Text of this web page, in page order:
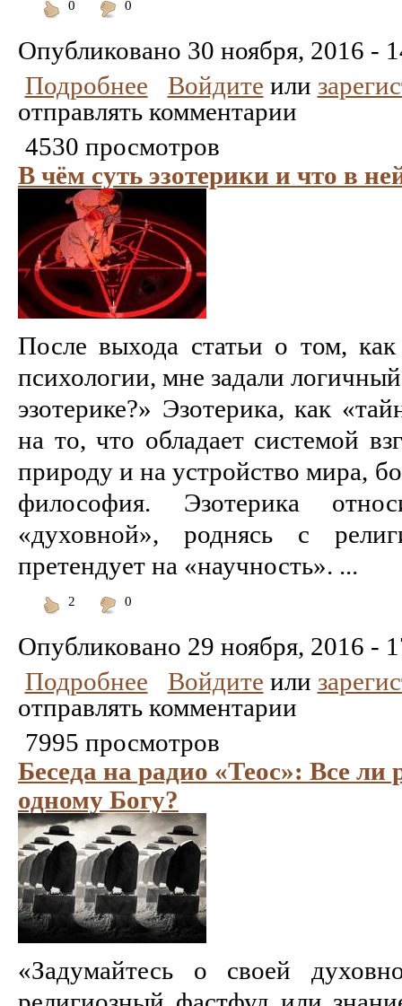
0
0
Опубликовано 30 ноября, 2016 -
Подробнее
Войдите или
отправлять комментарии
4530 просмотров
В чём суть эзотерики и что в
После выхода статьи о том, как
психологии, мне задали
эзотерике?» Эзотерика, как
на то, что обладает системой
природу и на устройство мира,
философия. Эзотерика
«духовной», роднясь с
претендует на «научность». ...
2
0
Опубликовано 29 ноября, 2016 -
Подробнее
Войдите или
отправлять комментарии
7995 просмотров
Беседа на радио «Теос»: Все ли
одному Богу?
«Задумайтесь о своей